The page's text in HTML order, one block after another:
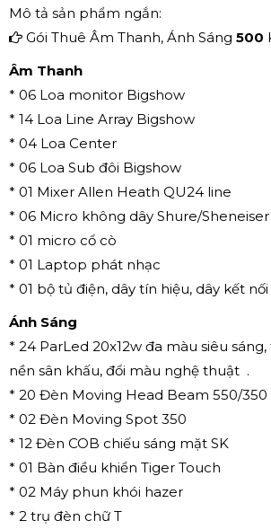
Mô tả sản phẩm ngắn:
Gói Thuê Âm Thanh, Ánh Sáng 500
Âm Thanh
* 06 Loa monitor Bigshow
* 14 Loa Line Array Bigshow
* 04 Loa Center
* 06 Loa Sub đôi Bigshow
* 01 Mixer Allen Heath QU24 line
* 06 Micro không dây Shure/Sheneiser
* 01 micro cổ cò
* 01 Laptop phát nhạc
* 01 bộ tủ điện, dây tín hiệu, dây kết nối
Ánh Sáng
* 24 ParLed 20x12w đa màu siêu
nền sân khấu, đổi màu nghệ
* 20 Đèn Moving Head Beam 550/350
* 02 Đèn Moving Spot 350
* 12 Đèn COB chiếu sáng mặt SK
* 01 Bàn điều khiển Tiger Touch
* 02 Máy phun khói hazer
* 2 trụ đèn chữ T